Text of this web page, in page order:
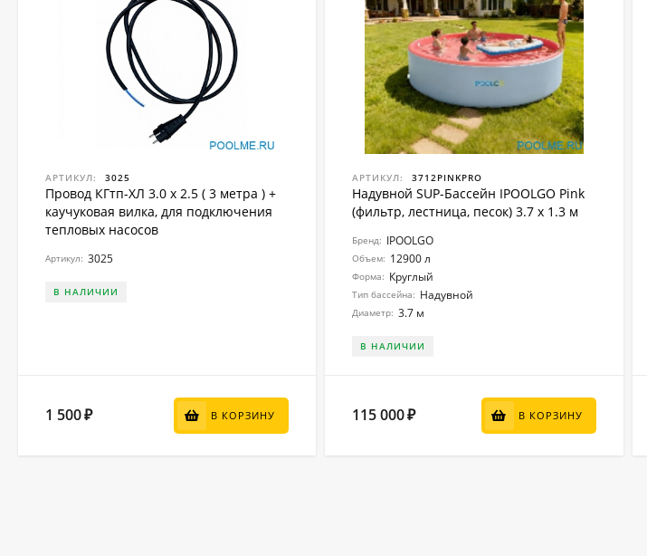
АРТИКУЛ: 3025
Провод КГтп-ХЛ 3.0 x 2.5 ( 3 метра ) +
каучуковая вилка, для подключения
тепловых насосов
Артикул: 3025
В НАЛИЧИИ
1 500₽ В КОРЗИНУ
АРТИКУЛ: 3712PINKPRO
Надувной SUP-Бассейн IPOOLGO Pink
(фильтр, лестница, песок) 3.7 x 1.3 м
Бренд: IPOOLGO
Объем: 12900 л
Форма: Круглый
Тип бассейна: Надувной
Диаметр: 3.7 м
В НАЛИЧИИ
115 000₽ В КОРЗИНУ